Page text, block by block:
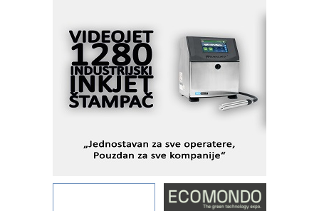
Fleksibilno stezanje i brzo
podešavanje u proizvodnji prototipova
KIP KOP – napredna rešenja za
savremene industrijske i logističke
objekte
Alba d.o.o. – 35 godina preciznosti u
IBeRTIM - oprema za ispitivanje
STAUFF – Komponente koje
povećavaju pouzdanost hidrauličkih